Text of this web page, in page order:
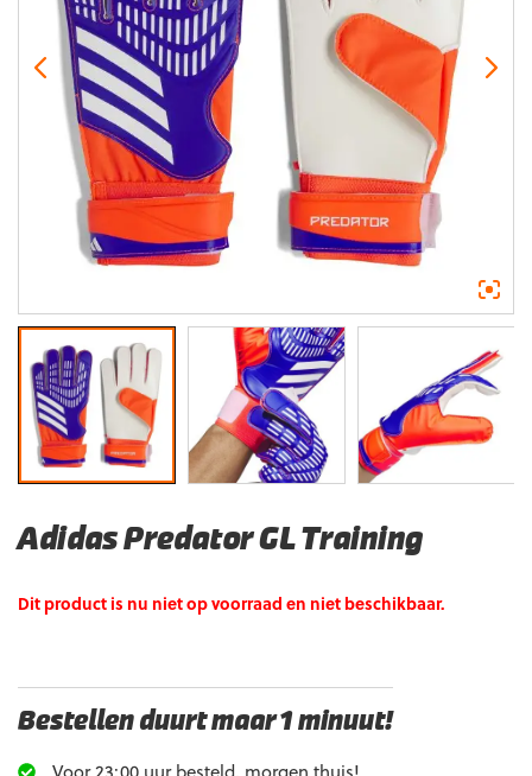
Adidas Predator GL Training
Dit product is nu niet op voorraad en niet beschikbaar.
Bestellen duurt maar 1 minuut!